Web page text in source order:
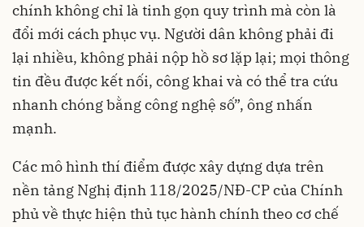
chính không chỉ là tinh gọn quy trình mà còn là
đổi mới cách phục vụ. Người dân không phải đi
lại nhiều, không phải nộp hồ sơ lặp lại; mọi thông
tin đều được kết nối, công khai và có thể tra cứu
nhanh chóng bằng công nghệ số”, ông nhấn
mạnh.
Các mô hình thí điểm được xây dựng dựa trên
nền tảng Nghị định 118/2025/NĐ-CP của Chính
phủ về thực hiện thủ tục hành chính theo cơ chế